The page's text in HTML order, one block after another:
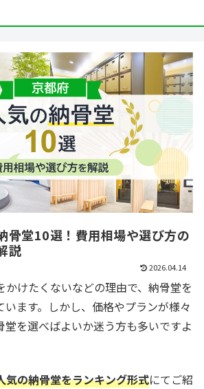
骨堂10選！費用相場や選び方の
説
2026.04.14
かけたくないなどの理由で、納骨堂を
います。しかし、価格やプランが様々
堂を選べばよいか迷う方も多いですよ
気の納骨堂をランキング形式にてご紹